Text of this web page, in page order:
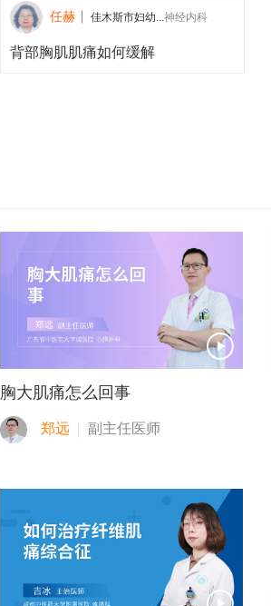
任赫 佳木斯市妇幼...神经内科
背部胸肌肌痛如何缓解
胸大肌痛怎么回事
郑远 副主任医师